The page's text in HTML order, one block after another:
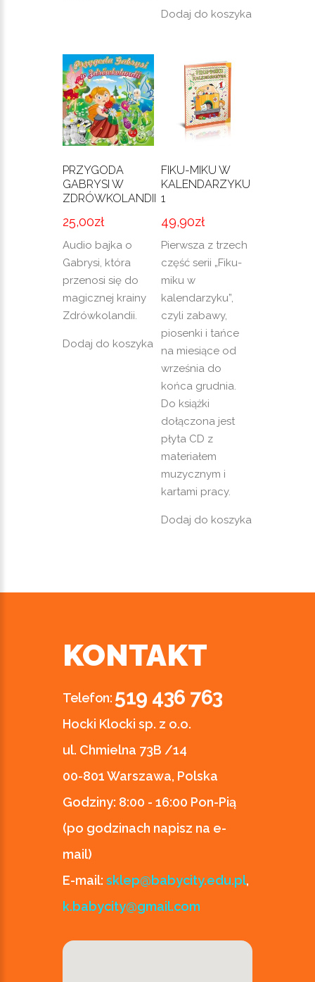
Dodaj do koszyka
PRZYGODA
GABRYSI W
ZDRÓWKOLANDII
25,00zł
Audio bajka o
Gabrysi, która
przenosi się do
magicznej krainy
Zdrówkolandii.
Dodaj do koszyka
FIKU-MIKU W
KALENDARZYKU
1
49,90zł
Pierwsza z trzech
część serii „Fiku-
miku w
kalendarzyku”,
czyli zabawy,
piosenki i tańce
na miesiące od
września do
końca grudnia.
Do książki
dołączona jest
płyta CD z
materiałem
muzycznym i
kartami pracy.
Dodaj do koszyka
KONTAKT
Telefon: 519 436 763
Hocki Klocki sp. z o.o.
ul. Chmielna 73B /14
00-801 Warszawa, Polska
Godziny: 8:00 - 16:00 Pon-Pią
(po godzinach napisz na e-
mail)
E-mail: sklep@babycity.edu.pl,
k.babycity@gmail.com